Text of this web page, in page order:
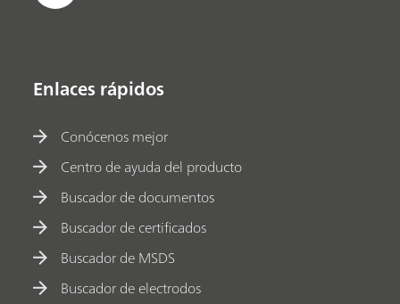
Enlaces rápidos
Conócenos mejor
Centro de ayuda del producto
Buscador de documentos
Buscador de certificados
Buscador de MSDS
Buscador de electrodos